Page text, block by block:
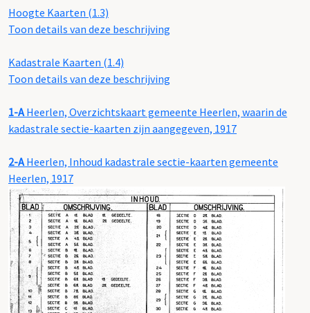
Hoogte Kaarten (1.3)
Toon details van deze beschrijving
Kadastrale Kaarten (1.4)
Toon details van deze beschrijving
1-AHeerlen, Overzichtskaart gemeente Heerlen, waarin de
kadastrale sectie-kaarten zijn aangegeven, 1917
2-AHeerlen, Inhoud kadastrale sectie-kaarten gemeente
Heerlen, 1917